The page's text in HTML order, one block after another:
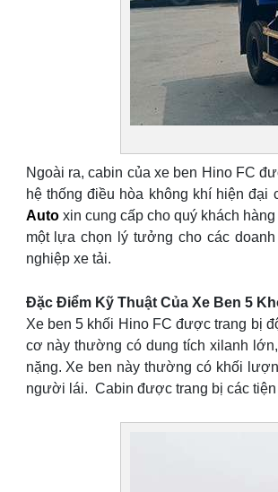
Ngoài ra, cabin của xe ben Hino FC
hệ thống điều hòa không khí hiện
Autoxin cung cấp cho quý khách hàng
một lựa chọn lý tưởng cho các
nghiệp xe tải.
Đặc Điểm Kỹ Thuật Của Xe Ben 5
Xe ben 5 khối Hino FC được trang bị
cơ này thường có dung tích xilanh
nặng. Xe ben này thường có khối
người lái. Cabin được trang bị các